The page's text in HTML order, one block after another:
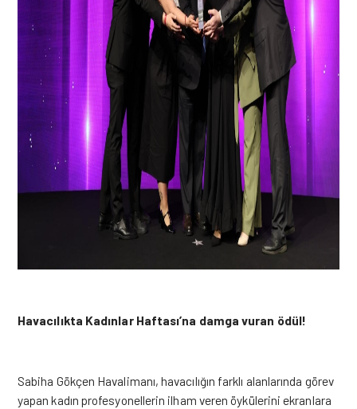
Havacılıkta Kadınlar Haftası’na damga vuran ödül!
Sabiha Gökçen Havalimanı, havacılığın farklı alanlarında görev
yapan kadın profesyonellerin ilham veren öykülerini ekranlara